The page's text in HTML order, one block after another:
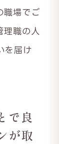
職場でご
理職の人
を届け
で良
が取